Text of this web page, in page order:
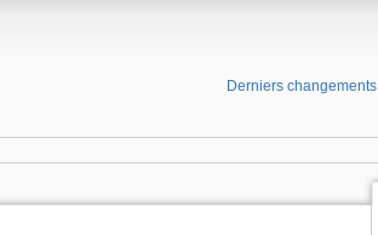
Derniers changements